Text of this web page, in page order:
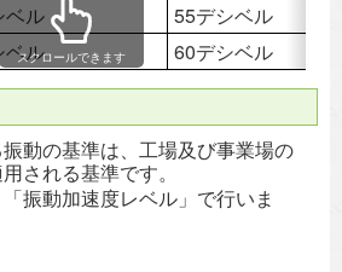
ベル
55デシベル
ベル 60デシベル
スクロールできます
動の基準は、工場及び事業場の
される基準です。
振動加速度レベル」で行いま